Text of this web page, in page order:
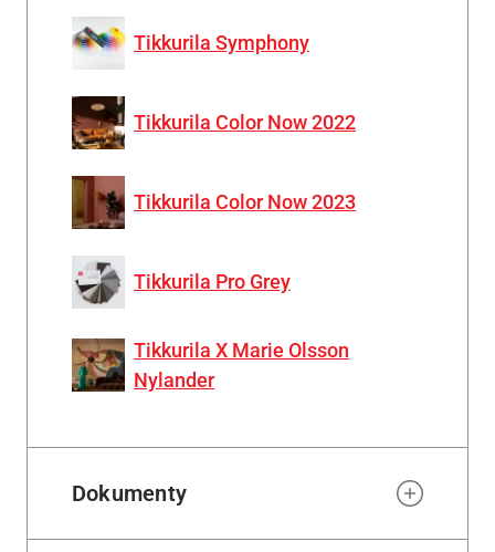
Tikkurila Symphony
Tikkurila Color Now 2022
Tikkurila Color Now 2023
Tikkurila Pro Grey
Tikkurila X Marie Olsson
Nylander
Dokumenty